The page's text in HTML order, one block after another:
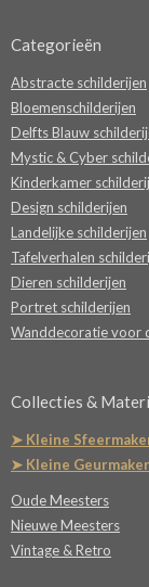
Categorieën
Abstracte schilderijen
Bloemenschilderijen
Delfts Blauw
Mystic & Cyber
Kinderkamer
Design schilderijen
Landelijke schilderijen
Tafelverhalen
Dieren schilderijen
Portret schilderijen
Wanddecoratie voor
Collecties &
➤ Kleine
➤ Kleine
Oude Meesters
Nieuwe Meesters
Vintage & Retro